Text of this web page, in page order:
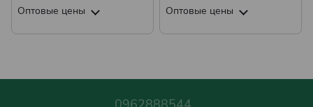
Оптовые цены Оптовые цены